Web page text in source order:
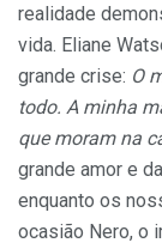
realidade
vida. Eliane
grande crise: O
todo. A minha
que moram na
grande amor e
enquanto os
ocasião Nero, o